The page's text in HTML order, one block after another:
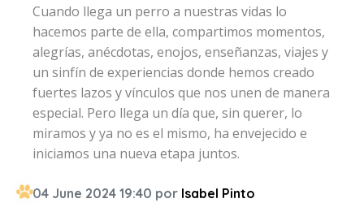
Cuando llega un perro a nuestras vidas lo
hacemos parte de ella, compartimos momentos,
alegrías, anécdotas, enojos, enseñanzas, viajes y
un sinfín de experiencias donde hemos creado
fuertes lazos y vínculos que nos unen de manera
especial. Pero llega un día que, sin querer, lo
miramos y ya no es el mismo, ha envejecido e
iniciamos una nueva etapa juntos.
04 June 2024 19:40 por Isabel Pinto